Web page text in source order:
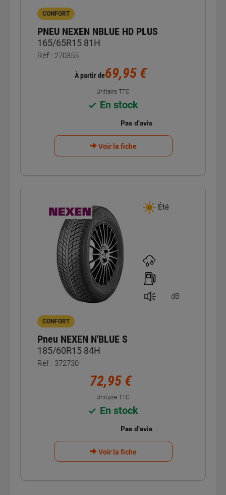
CONFORT
PNEU NEXEN NBLUE HD PLUS
165/65R15 81H
Réf : 270355
À partir de69,95 €
Unitaire TTC
En stock
Voir la fiche
Été
dB
CONFORT
Pneu NEXEN N'BLUE S
185/60R15 84H
Réf : 372730
72,95 €
Unitaire TTC
En stock
Voir la fiche